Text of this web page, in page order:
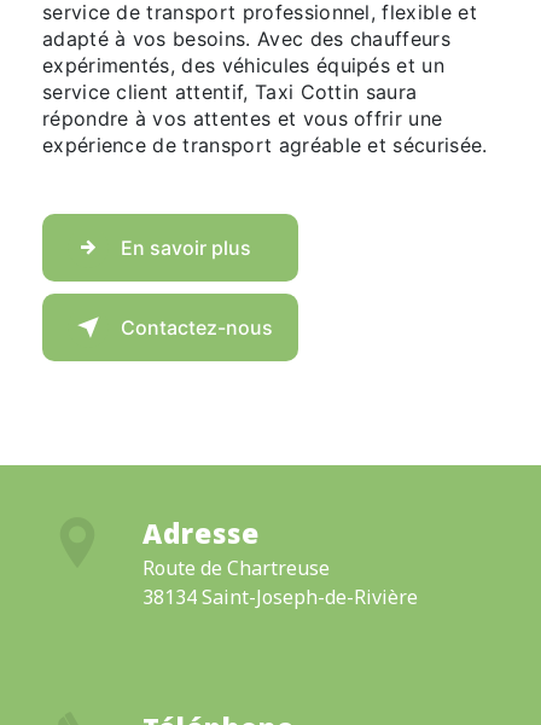
service de transport professionnel, flexible et
adapté à vos besoins. Avec des chauffeurs
expérimentés, des véhicules équipés et un
service client attentif, Taxi Cottin saura
répondre à vos attentes et vous offrir une
expérience de transport agréable et sécurisée.
En savoir plus
Contactez-nous
Adresse
Route de Chartreuse
38134 Saint-Joseph-de-Rivière